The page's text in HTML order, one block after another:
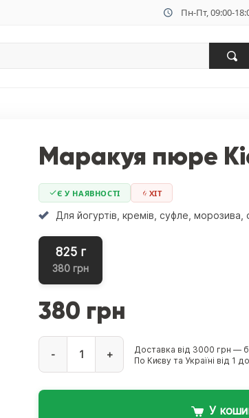
Пн-Пт, 09:00-
Маракуя пюре
Є У НАЯВНОСТІ ХIТ
Для йогуртів, кремів, суфле, морозива,
825 г
380 грн
380 грн
- +
Доставка від 3000 грн —
По Києву та Україні від 1
У